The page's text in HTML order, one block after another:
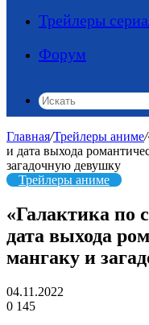
Трейлеры
Форум
Главная/Трейлеры аниме/
и дата выхода
загадочную девушку
Трейлеры аниме
«Галактика по
дата выхода
мангаку и
04.11.2022
0 145